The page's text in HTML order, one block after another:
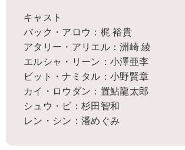
キャスト
バック・アロウ：梶 裕貴
アタリー・アリエル：洲崎 綾
エルシャ・リーン：小澤亜李
ビット・ナミタル：小野賢章
カイ・ロウダン：置鮎龍太郎
シュウ・ビ：杉田智和
レン・シン：潘めぐみ